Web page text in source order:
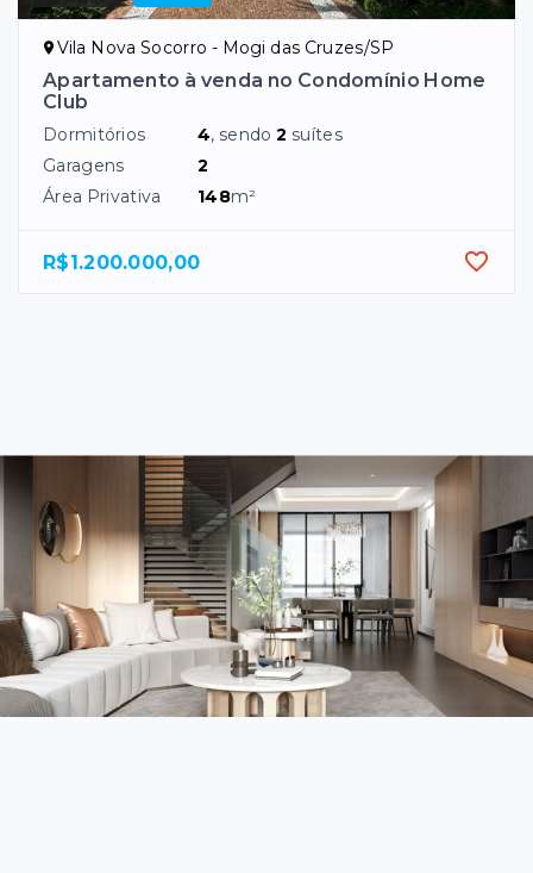
Vila Nova Socorro - Mogi das Cruzes/SP
Apartamento à venda no Condomínio Home
Club
Dormitórios 4, sendo2 suítes
Garagens
2
Área Privativa
148m²
R$1.200.000,00